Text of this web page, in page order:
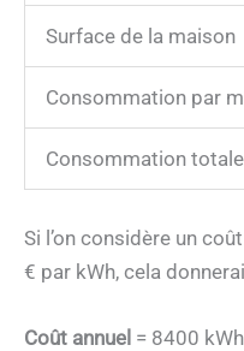
Surface de la maison
Consommation par
Consommation totale
Si l’on considère un
€ par kWh, cela
Coût annuel = 8400